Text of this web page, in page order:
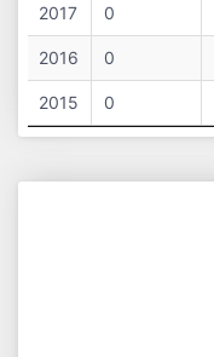
2017 0
2016 0
2015 0